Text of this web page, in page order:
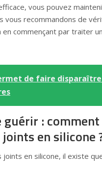
vous pouvez
vous recommandons de
commençant par traiter
de faire
:
en silicone
en silicone, il existe